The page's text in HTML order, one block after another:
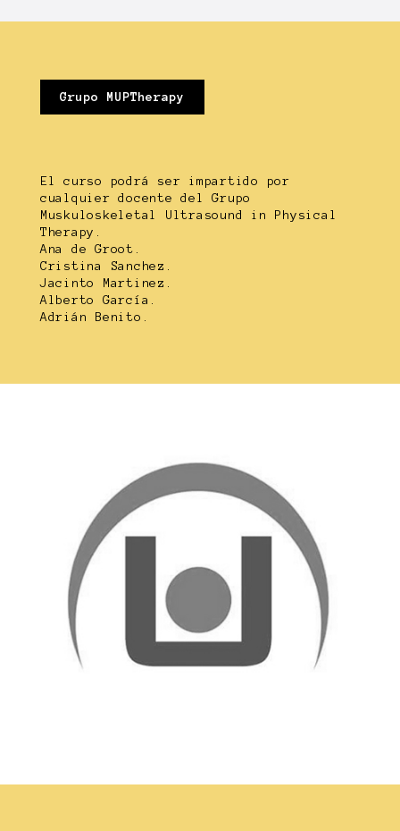
Grupo MUPTherapy
El curso podrá ser impartido por
cualquier docente del Grupo
Muskuloskeletal Ultrasound in Physical
Therapy.
Ana de Groot.
Cristina Sanchez.
Jacinto Martinez.
Alberto García.
Adrián Benito.